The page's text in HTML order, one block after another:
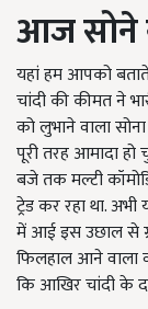
आज सोने
यहां हम आपको
चांदी की कीमत ने
को लुभाने वाला
पूरी तरह आमादा
बजे तक मल्टी
ट्रेड कर रहा था.
में आई इस उछाल से
फिलहाल आने वाला
कि आखिर चांदी के